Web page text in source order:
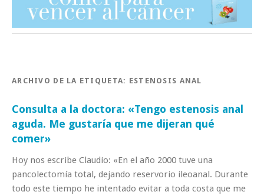
ARCHIVO DE LA ETIQUETA: ESTENOSIS ANAL
Consulta a la doctora: «Tengo estenosis anal
aguda. Me gustaría que me dijeran qué
comer»
Hoy nos escribe Claudio: «En el año 2000 tuve una
pancolectomía total, dejando reservorio ileoanal. Durante
todo este tiempo he intentado evitar a toda costa que me